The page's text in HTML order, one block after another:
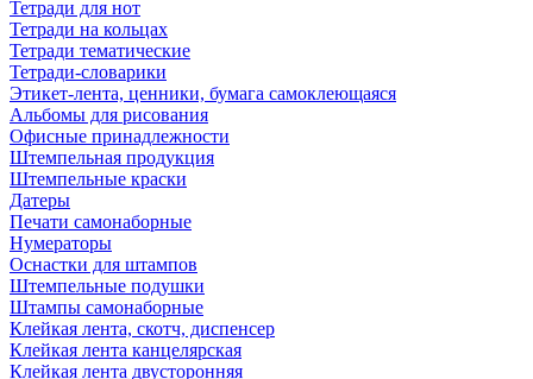
Тетради для нот
Тетради на кольцах
Тетради тематические
Тетради-словарики
Этикет-лента, ценники, бумага самоклеющаяся
Альбомы для рисования
Офисные принадлежности
Штемпельная продукция
Штемпельные краски
Датеры
Печати самонаборные
Нумераторы
Оснастки для штампов
Штемпельные подушки
Штампы самонаборные
Клейкая лента, скотч, диспенсер
Клейкая лента канцелярская
Клейкая лента двусторонняя